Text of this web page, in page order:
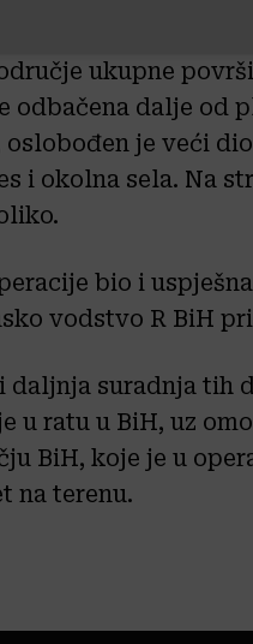
ukupne
odbačena dalje od
oslobođen je veći
i okolna sela. Na
bio i
vodstvo R BiH
daljnja suradnja
u ratu u BiH, uz
BiH, koje je u
na terenu.